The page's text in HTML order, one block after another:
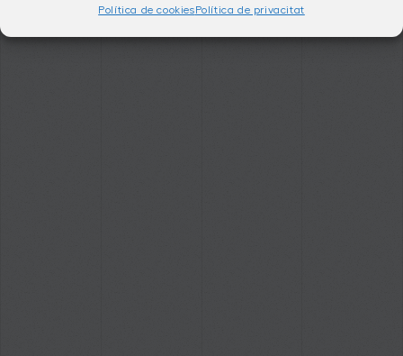
Política de cookiesPolítica de privacitat